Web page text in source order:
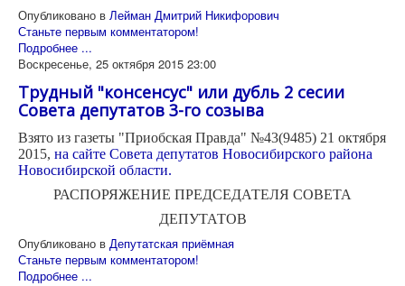
Опубликовано в Лейман Дмитрий Никифорович
Станьте первым комментатором!
Подробнее ...
Воскресенье, 25 октября 2015 23:00
Трудный "консенсус" или дубль 2 сесии
Совета депутатов 3-го созыва
Взято из газеты "Приобская Правда" №43(9485) 21 октября
2015, на сайте Совета де­путатов Новосибирского района
Новоси­бирской области.
РАСПОРЯЖЕНИЕ ПРЕДСЕДАТЕЛЯ СОВЕТА
ДЕПУТАТОВ
Опубликовано в Депутатская приёмная
Станьте первым комментатором!
Подробнее ...